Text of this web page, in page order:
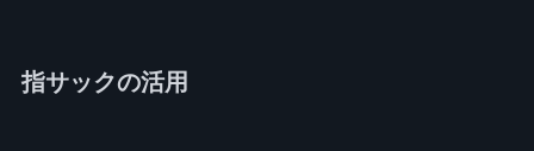
指サックの活用